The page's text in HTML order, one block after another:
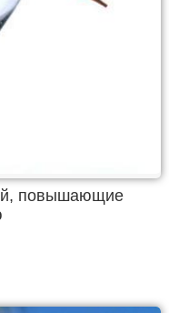
повышающие